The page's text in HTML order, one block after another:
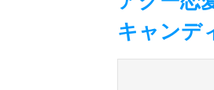
キャンデ